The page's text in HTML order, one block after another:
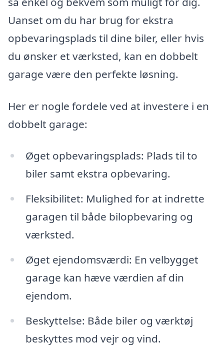
Uanset om du har brug for ekstra
opbevaringsplads til dine biler, eller hvis
du ønsker et værksted, kan en dobbelt
garage være den perfekte løsning.
Her er nogle fordele ved at investere i en
dobbelt garage:
Øget opbevaringsplads: Plads til to
biler samt ekstra opbevaring.
Fleksibilitet: Mulighed for at indrette
garagen til både bilopbevaring og
værksted.
Øget ejendomsværdi: En velbygget
garage kan hæve værdien af din
ejendom.
Beskyttelse: Både biler og værktøj
beskyttes mod vejr og vind.